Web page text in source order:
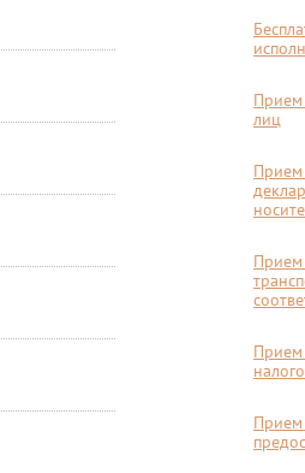
Прием
лиц
Прием
Прием
Прием
Прием